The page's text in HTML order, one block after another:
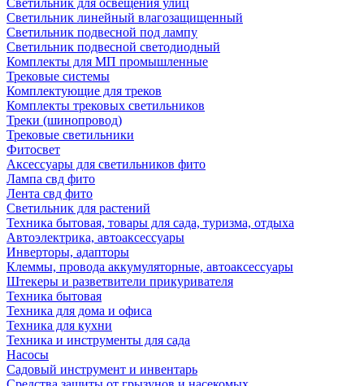
Светильник для освещения улиц
Светильник линейный влагозащищенный
Светильник подвесной под лампу
Светильник подвесной светодиодный
Комплекты для МП промышленные
Трековые системы
Комплектующие для треков
Комплекты трековых светильников
Треки (шинопровод)
Трековые светильники
Фитосвет
Аксессуары для светильников фито
Лампа свд фито
Лента свд фито
Светильник для растений
Техника бытовая, товары для сада, туризма, отдыха
Автоэлектрика, автоаксессуары
Инверторы, адапторы
Клеммы, провода аккумуляторные, автоаксессуары
Штекеры и разветвители прикуривателя
Техника бытовая
Техника для дома и офиса
Техника для кухни
Техника и инструменты для сада
Насосы
Садовый инструмент и инвентарь